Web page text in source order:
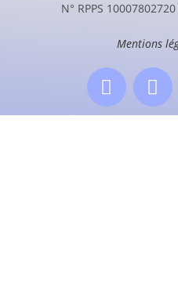
N° RPPS
Mentions